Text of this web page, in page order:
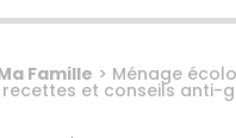
Famille > Ménage
recettes et conseils anti-